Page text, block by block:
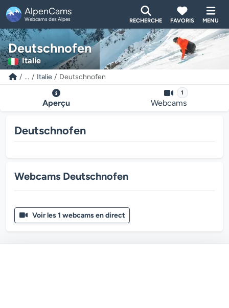
AlpenCams
Webcams des Alpes RECHERCHE FAVORIS MENU
Deutschnofen
Italie
... Italie Deutschnofen
Aperçu
1
Webcams
Deutschnofen
Webcams Deutschnofen
Voir les 1 webcams en direct